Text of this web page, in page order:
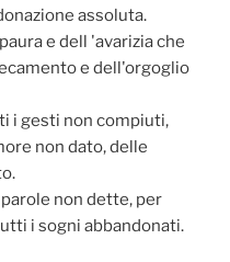
assoluta.
e dell 'avarizia che
e dell'orgoglio
i gesti non compiuti,
non dato, delle
non dette, per
i sogni abbandonati.